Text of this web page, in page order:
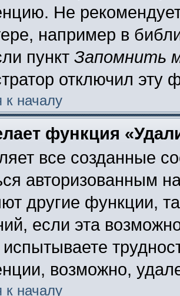
Не
например в
пункт Запомнить
отключил эту
к началу
функция
все созданные
авторизованным
другие функции,
если эта
возможно,
к началу